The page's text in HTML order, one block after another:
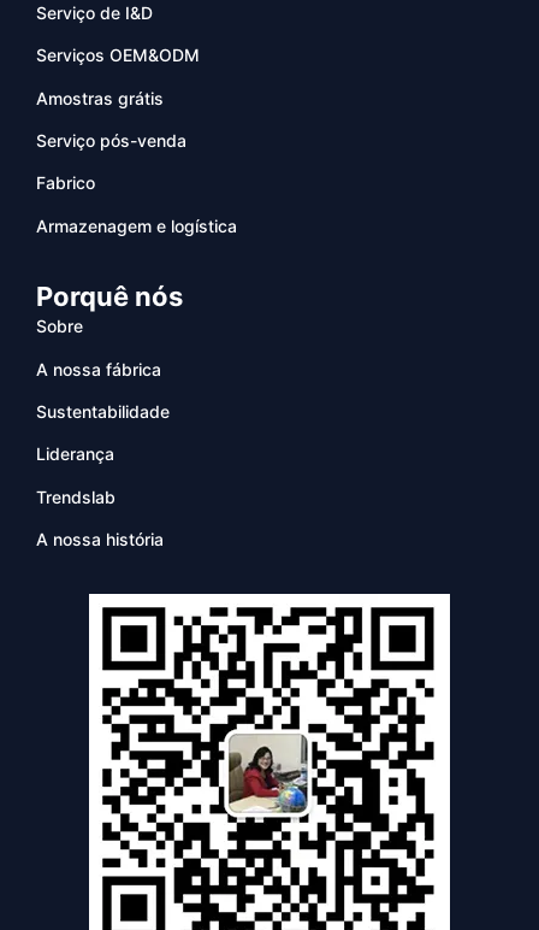
Serviço de I&D
Serviços OEM&ODM
Amostras grátis
Serviço pós-venda
Fabrico
Armazenagem e logística
Porquê nós
Sobre
A nossa fábrica
Sustentabilidade
Liderança
Trendslab
A nossa história